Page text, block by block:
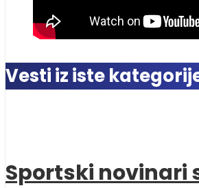
Vesti iz iste
Sportski novinari